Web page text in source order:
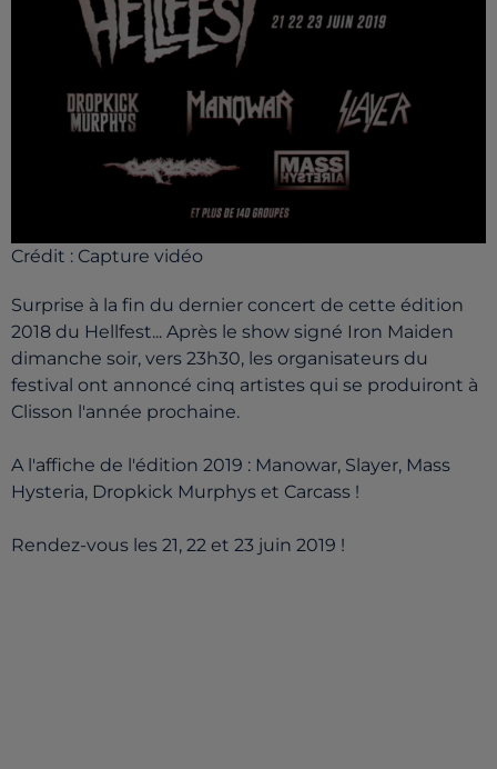
Crédit : Capture vidéo
Surprise à la fin du dernier concert de cette édition
2018 du Hellfest... Après le show signé Iron Maiden
dimanche soir, vers 23h30, les organisateurs du
festival ont annoncé cinq artistes qui se produiront à
Clisson l'année prochaine.
A l'affiche de l'édition 2019 : Manowar, Slayer, Mass
Hysteria, Dropkick Murphys et Carcass !
Rendez-vous les 21, 22 et 23 juin 2019 !